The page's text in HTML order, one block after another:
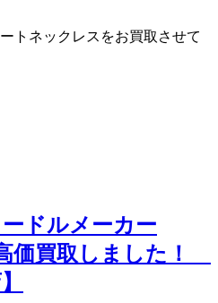
トネックレスをお買取させて
ドルメーカー
価買取しました！